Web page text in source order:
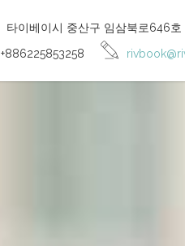
타이베이시 중산구 임삼북로646호
+886225853258